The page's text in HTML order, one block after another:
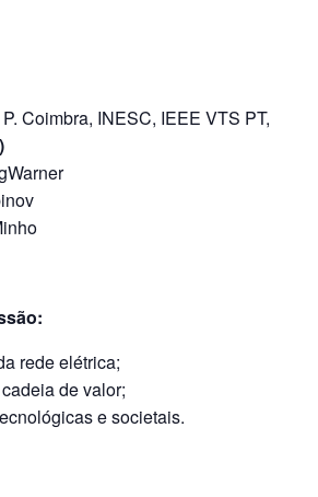
Coimbra, INESC, IEEE VTS PT,
rede elétrica;
de valor;
e societais.